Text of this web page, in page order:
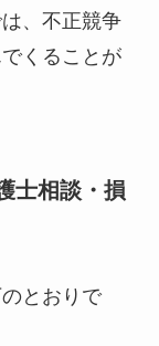
、不正競争
くることが
士相談・損
とおりで